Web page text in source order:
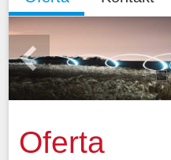
Previous
1
Oferta